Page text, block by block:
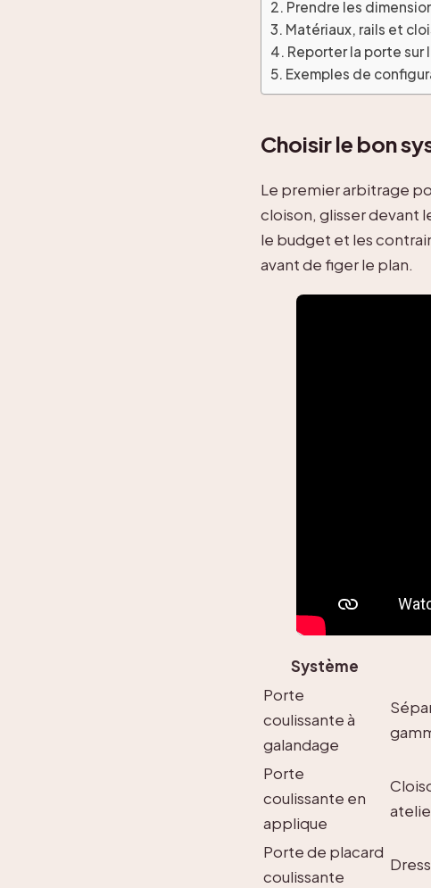
Prendre les
Matériaux, rails et
Reporter la porte sur
Exemples de
Choisir le bon
Le premier arbitrage
cloison, glisser devant
le budget et les
avant de figer le plan.
Système
Porte
coulissante à
galandage
Porte
coulissante en
applique
Porte de placard
coulissante